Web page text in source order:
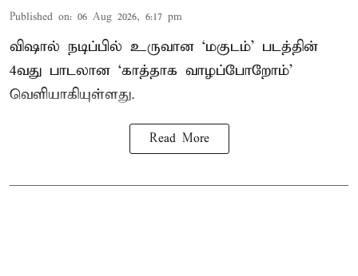
Published on: 06 Aug 2026, 6:17 pm
விஷால் நடிப்பில் உருவான ‘மகுடம்’ படத்தின்
4வது பாடலான ‘காத்தாக வாழப்போறோம்’
வெளியாகியுள்ளது.
Read More